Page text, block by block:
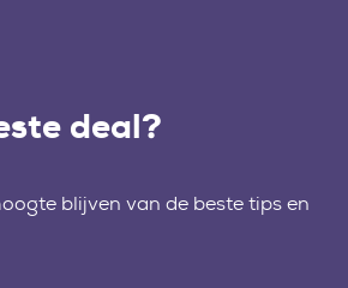
deal?
blijven van de beste tips en